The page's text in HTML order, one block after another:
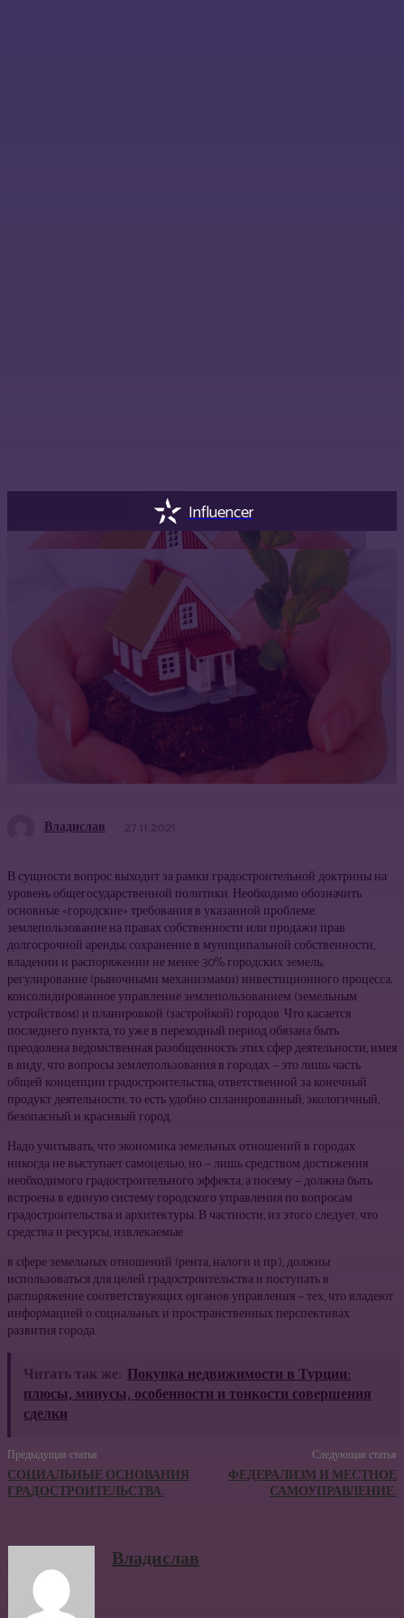
Influencer
Владислав
В сущности вопрос выходит за рамки градостроительной доктрины на
уровень общегосударственной политики. Необхо­димо обозначить
основные «городские» требования в указанной проблеме:
землепользование на правах собственности или про­дажи прав
долгосрочной аренды; сохранение в муниципальной собственности,
владении и распоряжении не менее 30% город­ских земель;
регулирование (рыночными механизмами) инвести­ционного процесса;
консолидированное управление землеполь­зованием (земельным
устройством) и планировкой (застройкой) городов. Что касается
последнего пункта, то уже в переходный период обязана быть
преодолена ведомственная разобщенность этих сфер деятельности, имея
в виду, что вопросы землепользо­вания в городах — это лишь часть
общей концепции градострои­тельства, ответственной за конечный
продукт деятельности, то есть удобно спланированный, экологичный,
безопасный и краси­вый город.
Надо учитывать, что экономика земельных отношений в городах
никогда не выступает самоцелью, но — лишь средством достижения
необходимого градостроительного эффекта, а посе­му — должна быть
встроена в единую систему городского управ­ления по вопросам
градостроительства и архитектуры. В частно­сти, из этого следует, что
средства и ресурсы, извлекаемые
в сфере земельных отношений (рента, налоги и пр.), должны
использоваться для целей градостроительства и посту­пать в
распоряжение соответствующих органов управления — тех, что владеют
информацией о социальных и пространственных перспективах
развития города.
Читать так же: Покупка недвижимости в Турции:
плюсы, минусы, особенности и тонкости совершения
сделки
Предыдущая статья
СОЦИАЛЬНЫЕ ОСНОВАНИЯ
ГРАДОСТРОИТЕЛЬСТВА.
Следующая статья
ФЕДЕРАЛИЗМ И МЕСТНОЕ
САМОУПРАВЛЕНИЕ.
Владислав